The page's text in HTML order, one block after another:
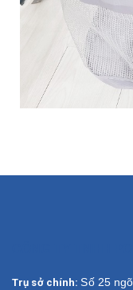
Trụ sở chính:Số 25